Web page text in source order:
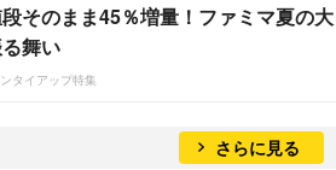
そのまま45％増量！ファミマ夏の大
舞い
タイアップ特集
さらに見る